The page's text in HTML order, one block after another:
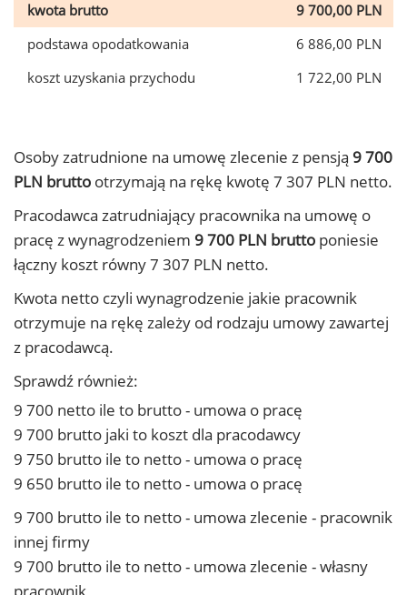
kwota brutto
9 700,00 PLN
podstawa opodatkowania
6 886,00 PLN
koszt uzyskania przychodu
1 722,00 PLN
Osoby zatrudnione na umowę zlecenie z pensją 9 700
PLN brutto otrzymają na rękę kwotę 7 307 PLN netto.
Pracodawca zatrudniający pracownika na umowę o
pracę z wynagrodzeniem 9 700 PLN brutto poniesie
łączny koszt równy 7 307 PLN netto.
Kwota netto czyli wynagrodzenie jakie pracownik
otrzymuje na rękę zależy od rodzaju umowy zawartej
z pracodawcą.
Sprawdź również:
9 700 netto ile to brutto - umowa o pracę
9 700 brutto jaki to koszt dla pracodawcy
9 750 brutto ile to netto - umowa o pracę
9 650 brutto ile to netto - umowa o pracę
9 700 brutto ile to netto - umowa zlecenie - pracownik
innej firmy
9 700 brutto ile to netto - umowa zlecenie - własny